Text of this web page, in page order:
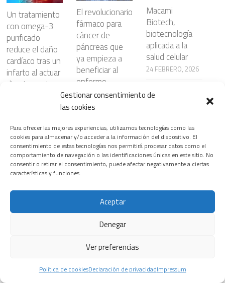
Gestionar consentimiento de
las cookies
Para ofrecer las mejores experiencias, utilizamos tecnologías como las
cookies para almacenar y/o acceder a la información del dispositivo. El
consentimiento de estas tecnologías nos permitirá procesar datos como el
comportamiento de navegación o las identificaciones únicas en este sitio. No
consentir o retirar el consentimiento, puede afectar negativamente a ciertas
características y funciones.
Aceptar
Denegar
Ver preferencias
Política de cookiesDeclaración de privacidadImpressum
Un tratamiento
con omega-3
purificado
reduce el daño
cardíaco tras un
infarto al actuar
directamente
Riesgos
s ocultos en
ciertos
El revolucionario
fármaco para
cáncer de
páncreas que
ya empieza a
beneficiar al
enfermo
28 JULIO, 2026
¿Nanopartículas
para atacar el
cáncer con
precisión?
23 JULIO, 2026
el diagnóstico y
Macami
Biotech,
biotecnología
aplicada a la
salud celular
24 FEBRERO, 2026
Siemens
Healthineers
inaugura la
primera edición
del T.H.E.
Summit, su
encuentro
18 FEBRERO, 2026